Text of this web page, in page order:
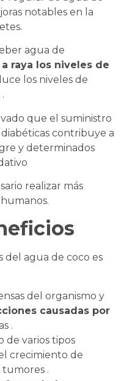
notables en la
agua de
raya los niveles de
los niveles de
que el suministro
contribuye a
y determinados
realizar más
del agua de coco es
del organismo y
causadas por
.
de varios tipos
crecimiento de
tumores .